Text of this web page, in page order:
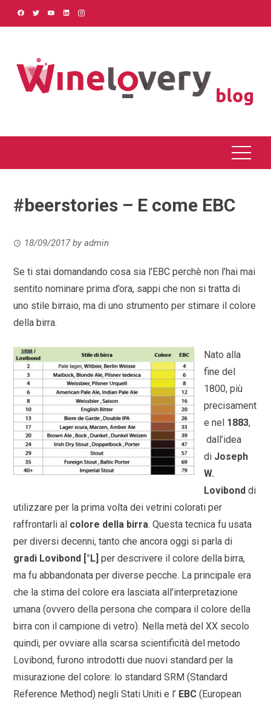
#beerstories – E come EBC
18/09/2017byadmin
Se ti stai domandando cosa sia l’EBC perchè non l’hai mai
sentito nominare prima d’ora, sappi che non si tratta di
uno stile birraio, ma di uno strumento per stimare il colore
della birra.
Nato alla
fine del
1800, più
precisament
e nel 1883,
dall’idea
di Joseph
W.
Lovibond di
utilizzare per la prima volta dei vetrini colorati per
raffrontarli al colore della birra. Questa tecnica fu usata
per diversi decenni, tanto che ancora oggi si parla di
gradi Lovibond [°L] per descrivere il colore della birra,
ma fu abbandonata per diverse pecche. La principale era
che la stima del colore era lasciata all’interpretazione
umana (ovvero della persona che compara il colore della
birra con il campione di vetro). Nella metà del XX secolo
quindi, per ovviare alla scarsa scientificità del metodo
Lovibond, furono introdotti due nuovi standard per la
misurazione del colore: lo standard SRM (Standard
Reference Method) negli Stati Uniti e l’ EBC (European